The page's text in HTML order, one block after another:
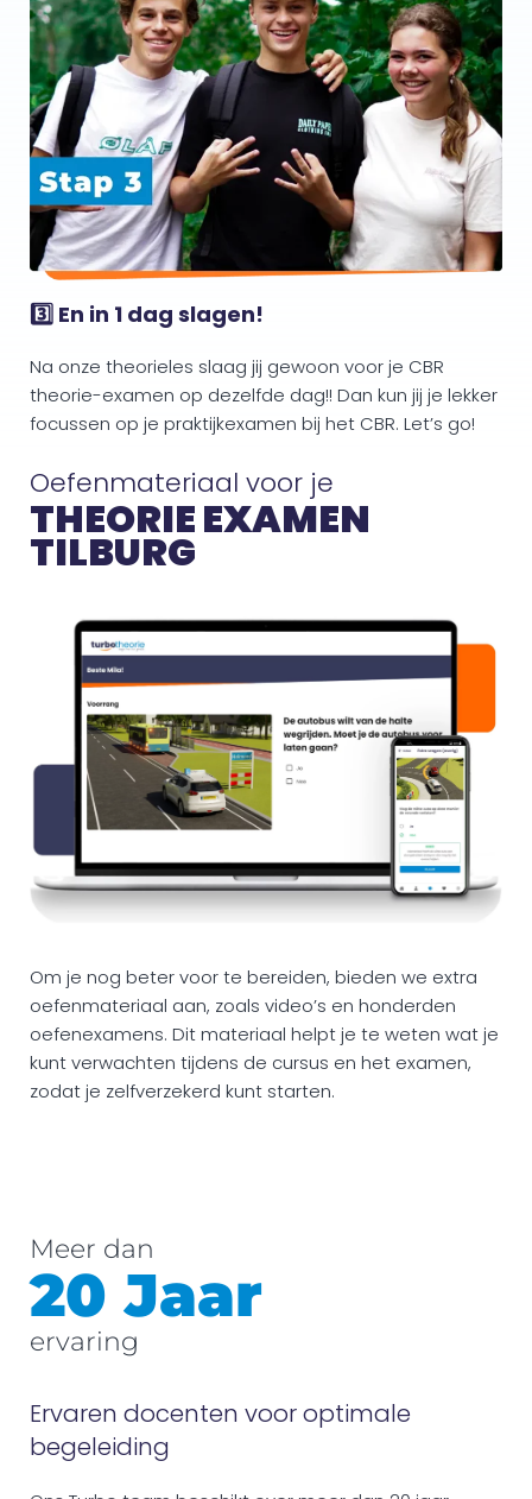
3️⃣ En in 1 dag slagen!
Na onze theorieles slaag jij gewoon voor je CBR
theorie-examen op dezelfde dag!! Dan kun jij je lekker
focussen op je praktijkexamen bij het CBR. Let’s go!
Oefenmateriaal voor je
THEORIE EXAMEN
TILBURG
Om je nog beter voor te bereiden, bieden we extra
oefenmateriaal aan, zoals video’s en honderden
oefenexamens. Dit materiaal helpt je te weten wat je
kunt verwachten tijdens de cursus en het examen,
zodat je zelfverzekerd kunt starten.
Meer dan
20 Jaar
ervaring
Ervaren docenten voor optimale
begeleiding